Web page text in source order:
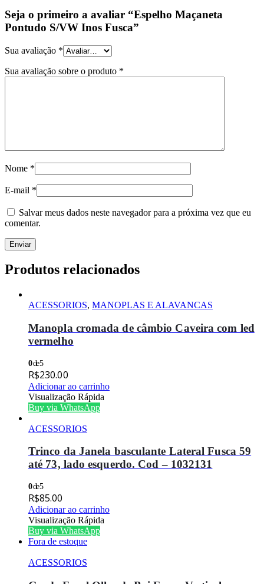
Seja o primeiro a avaliar “Espelho Maçaneta
Pontudo S/VW Inos Fusca”
Sua avaliação *
Sua avaliação sobre o produto *
Nome *
E-mail *
Salvar meus dados neste navegador para a próxima vez que eu
comentar.
Produtos relacionados
ACESSORIOS, MANOPLAS E ALAVANCAS
Manopla cromada de câmbio Caveira com led
vermelho
0de 5
R$230.00
Adicionar ao carrinho
Visualização Rápida
Buy via WhatsApp
ACESSORIOS
Trinco da Janela basculante Lateral Fusca 59
até 73, lado esquerdo. Cod – 1032131
0de 5
R$85.00
Adicionar ao carrinho
Visualização Rápida
Buy via WhatsApp
Fora de estoque
ACESSORIOS